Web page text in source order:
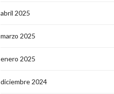
abril 2025
marzo 2025
enero 2025
diciembre 2024